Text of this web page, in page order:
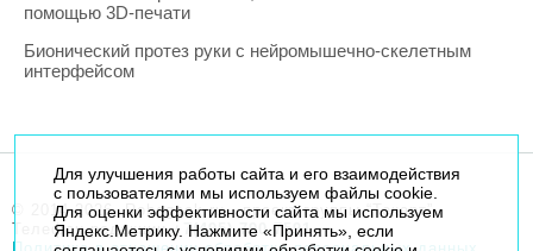
помощью 3D-печати
Бионический протез руки с нейромышечно-скелетным
интерфейсом
© 2014-2026. Robogeek.ru - проект группы “Текарт”.
Телефон редакции+7(495) 790-7591
Для улучшения работы сайта и его взаимодействия
с пользователями мы используем файлы cookie.
Для оценки эффективности сайта мы используем
Яндекс.Метрику. Нажмите «Принять», если